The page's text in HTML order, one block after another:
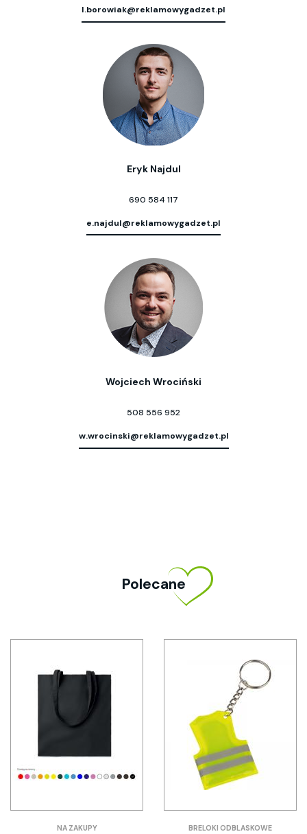
l.borowiak@reklamowygadzet.pl
Eryk Najdul
690 584 117
e.najdul@reklamowygadzet.pl
Wojciech Wrociński
508 556 952
w.wrocinski@reklamowygadzet.pl
Polecane
NA ZAKUPY BRELOKI ODBLASKOWE